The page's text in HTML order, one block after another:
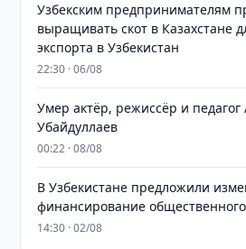
Узбекским предпринимателям
выращивать скот в Казахстане
экспорта в Узбекистан
22:30 · 06/08
Умер актёр, режиссёр и
Убайдуллаев
00:22 · 08/08
В Узбекистане предложили
финансирование
14:30 · 02/08